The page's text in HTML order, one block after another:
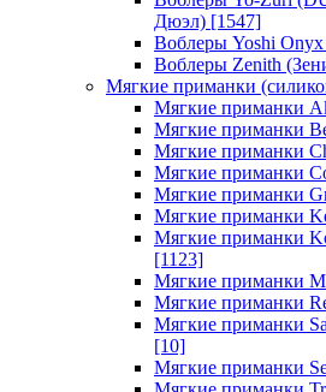
Дюэл) [1547]
Воблеры Yoshi
Воблеры Zenith
Мягкие приманки
Мягкие приманки
Мягкие приманки
Мягкие приманки
Мягкие приманки
Мягкие приманки
Мягкие приманки
Мягкие приманки
[1123]
Мягкие приманки
Мягкие приманки
Мягкие приманки
[10]
Мягкие приманки